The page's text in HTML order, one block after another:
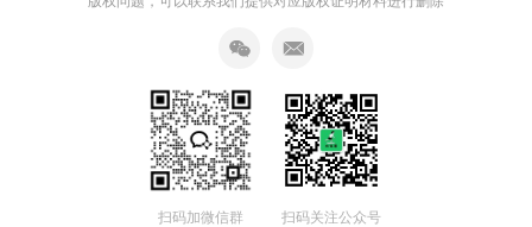
扫码加微信群 扫码关注公众号